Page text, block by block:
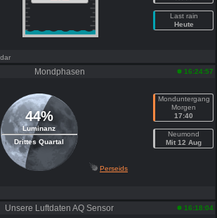
Last rain
Heute
Mondphasen 16:24:57
44%
Luminanz
Drittes Quartal
Monduntergang
Morgen
17:40
Neumond
Mit 12 Aug
Perseids
Unsere Luftdaten AQ Sensor 16:18:04